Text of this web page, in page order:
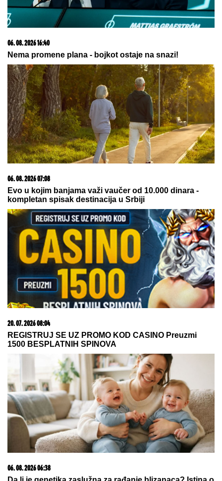
SKANDAL U ISTANBULU!Emina Jahović pokradena
za 50.000 EVRA: Nasela na prevaru devojke iz Crne
Gore
Odluka Saveta za Štampu
PODIGNUTA OPTUŽNICA PROTIV
MAJKE (50) I SINA (20)Planirali
ubistvo Luke Bojovića?! Nađen
arsenal oružja, otkriven i PAKLENI
PLAN koji su skovali
by Aklamator
06. 08. 2026 16:40
Nema promene plana - bojkot ostaje na snazi!